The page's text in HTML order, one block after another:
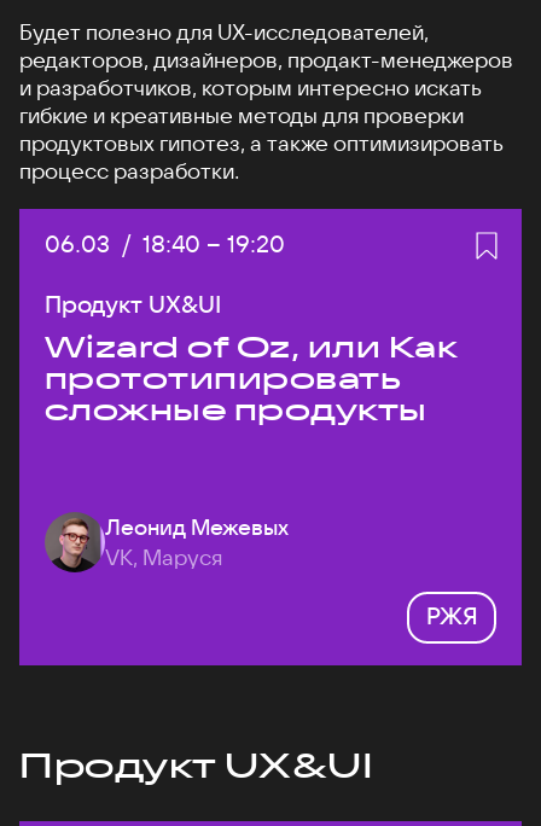
Будет полезно для UX-исследователей,
редакторов, дизайнеров, продакт-менеджеров
и разработчиков, которым интересно искать
гибкие и креативные методы для проверки
продуктовых гипотез, а также оптимизировать
процесс разработки.
Дата:
06.03 / Начало:
18:40 – Конец:
19:20
Продукт UX&UI
Wizard of Oz, или Как
прототипировать
сложные продукты
Леонид Межевых
VK, Маруся
РЖЯ
Продукт UX&UI